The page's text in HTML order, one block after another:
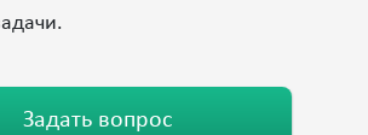
Задать вопрос